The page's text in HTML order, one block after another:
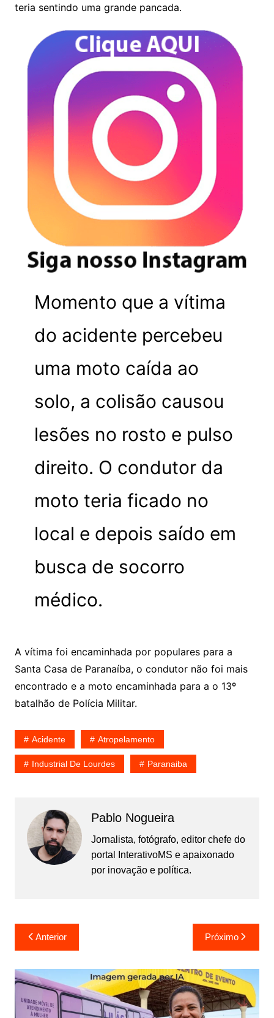
teria sentindo uma grande pancada.
Momento que a vítima
do acidente percebeu
uma moto caída ao
solo, a colisão causou
lesões no rosto e pulso
direito. O condutor da
moto teria ficado no
local e depois saído em
busca de socorro
médico.
A vítima foi encaminhada por populares para a
Santa Casa de Paranaíba, o condutor não foi mais
encontrado e a moto encaminhada para a o 13º
batalhão de Polícia Militar.
Acidente Atropelamento
Industrial De Lourdes Paranaiba
Pablo Nogueira
Jornalista, fotógrafo, editor chefe do
portal InterativoMS e apaixonado
por inovação e política.
Navegação
de
Post
Anterior Próximo